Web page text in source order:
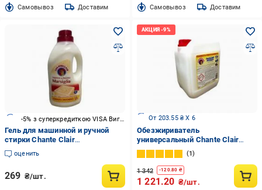
Cамовывоз Доставим Cамовывоз Доставим
-5% з суперкредиткою VISA Вигода
Гель для машинной и ручной
стирки Chante Clair
Марсельское мыло 1,5 л
оценить
269 ₴/шт.
От 203.55 ₴ X 6
Обезжириватель
универсальный Chante Clair
Лимон 5 л
1
1 342 -120.80 ₴
1 221.20 ₴/шт.